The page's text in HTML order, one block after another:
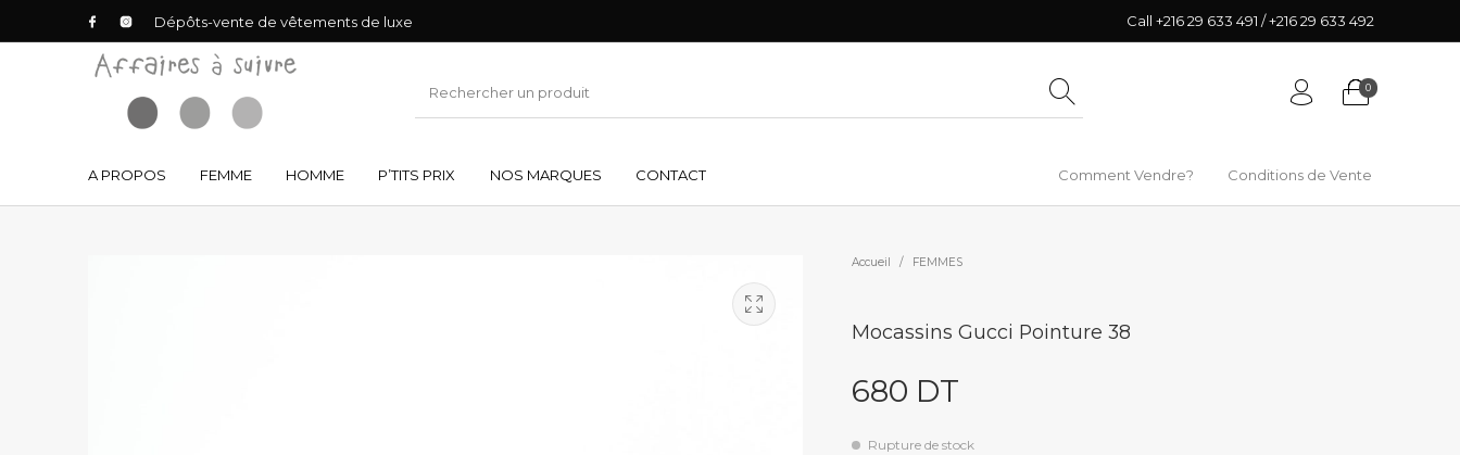
Dépôts-vente de vêtements de luxe Call +216 29 633 491 / +216 29 633 492
0
A PROPOS FEMME HOMME P’TITS PRIX NOS MARQUES CONTACT Comment Vendre? Conditions de Vente
Accueil / FEMMES
Mocassins Gucci Pointure 38
680 DT
Rupture de stock